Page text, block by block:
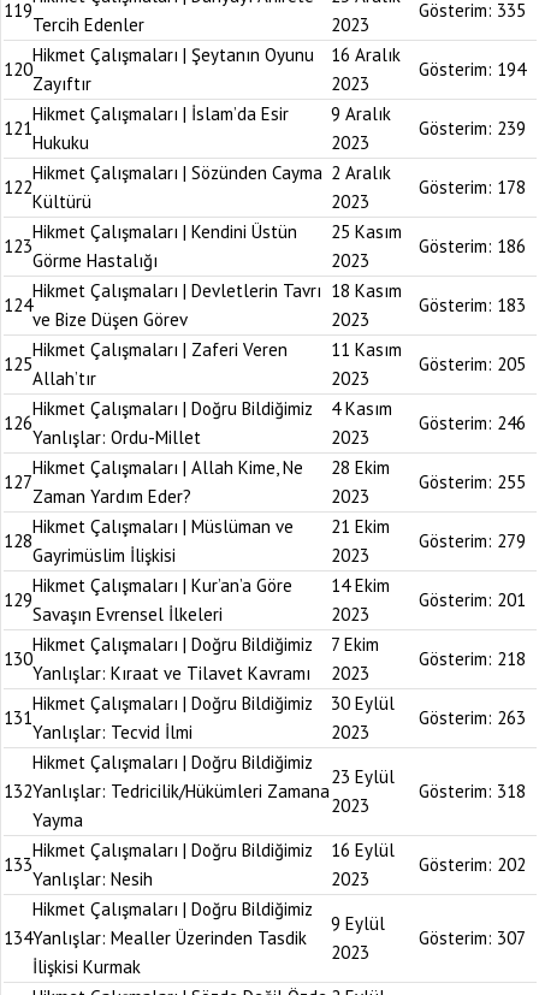
119
Tercih Edenler
2023
Gösterim: 335
120
Hikmet Çalışmaları | Şeytanın Oyunu
Zayıftır
16 Aralık
2023
Gösterim: 194
121
Hikmet Çalışmaları | İslam’da Esir
Hukuku
9 Aralık
2023
Gösterim: 239
122
Hikmet Çalışmaları | Sözünden Cayma
Kültürü
2 Aralık
2023
Gösterim: 178
123
Hikmet Çalışmaları | Kendini Üstün
Görme Hastalığı
25 Kasım
2023
Gösterim: 186
124
Hikmet Çalışmaları | Devletlerin Tavrı
ve Bize Düşen Görev
18 Kasım
2023
Gösterim: 183
125
Hikmet Çalışmaları | Zaferi Veren
Allah’tır
11 Kasım
2023
Gösterim: 205
126
Hikmet Çalışmaları | Doğru Bildiğimiz
Yanlışlar: Ordu-Millet
4 Kasım
2023
Gösterim: 246
127
Hikmet Çalışmaları | Allah Kime, Ne
Zaman Yardım Eder?
28 Ekim
2023
Gösterim: 255
128
Hikmet Çalışmaları | Müslüman ve
Gayrimüslim İlişkisi
21 Ekim
2023
Gösterim: 279
129
Hikmet Çalışmaları | Kur’an’a Göre
Savaşın Evrensel İlkeleri
14 Ekim
2023
Gösterim: 201
130
Hikmet Çalışmaları | Doğru Bildiğimiz
Yanlışlar: Kıraat ve Tilavet Kavramı
7 Ekim
2023
Gösterim: 218
131
Hikmet Çalışmaları | Doğru Bildiğimiz
Yanlışlar: Tecvid İlmi
30 Eylül
2023
Gösterim: 263
132
Hikmet Çalışmaları | Doğru Bildiğimiz
Yanlışlar: Tedricilik/Hükümleri Zamana
Yayma
23 Eylül
2023
Gösterim: 318
133
Hikmet Çalışmaları | Doğru Bildiğimiz
Yanlışlar: Nesih
16 Eylül
2023
Gösterim: 202
134
Hikmet Çalışmaları | Doğru Bildiğimiz
Yanlışlar: Mealler Üzerinden Tasdik
İlişkisi Kurmak
9 Eylül
2023
Gösterim: 307